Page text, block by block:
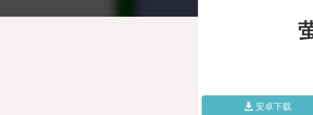
安卓下载